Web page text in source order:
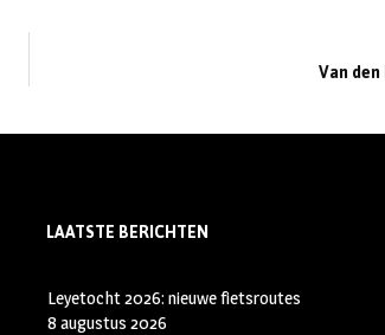
Van
LAATSTE BERICHTEN
Leyetocht 2026: nieuwe fietsroutes
8 augustus 2026